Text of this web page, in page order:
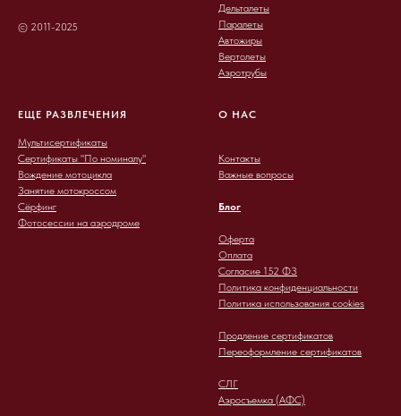
© 2011-2025
Дельталеты
Паралеты
Автожиры
Вертолеты
Аэротрубы
ЕЩЕ РАЗВЛЕЧЕНИЯ
Мультисертификаты
Сертификаты "По номиналу"
Вождение мотоцикла
Занятие мотокроссом
Сёрфинг
Фотосессии на аэродроме
О НАС
Контакты
Важные вопросы
Блог
Оферта
Оплата
Согласие 152 ФЗ
Политика конфиденциальности
Политика использования cookies
Продление сертификатов
Переоформление сертификатов
СЛГ
Аэросъемка (АФС)